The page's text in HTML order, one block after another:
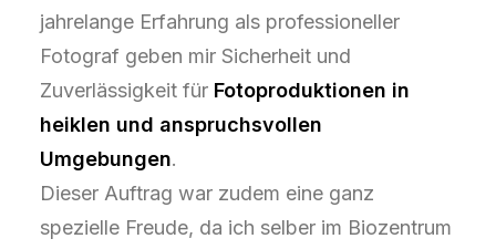
jahrelange Erfahrung als professioneller
Fotograf geben mir Sicherheit und
Zuverlässigkeit für Fotoproduktionen in
heiklen und anspruchsvollen
Umgebungen.
Dieser Auftrag war zudem eine ganz
spezielle Freude, da ich selber im Biozentrum